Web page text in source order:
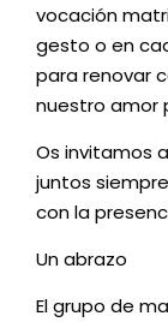
vocación
gesto o en
para renovar
nuestro amor
Os invitamos
juntos
con la
Un abrazo
El grupo de